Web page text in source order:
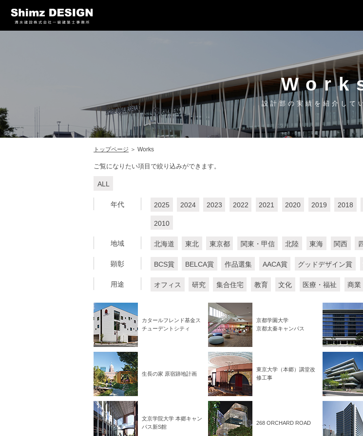
設計部の実績を紹介して
トップページ ＞ Works
ご覧になりたい項目で絞り込みができます。
ALL
年代 2025 2024 2023 2022 2021 2020 2019 2018
2010
地域 北海道 東北 東京都 関東・甲信 北陸 東海 関西
顕彰 BCS賞 BELCA賞 作品選集 AACA賞 グッドデザイン賞
用途 オフィス 研究 集合住宅 教育 文化 医療・福祉 商業
カタールフレンド基金ス
チューデントシティ
京都学園大学
京都太秦キャンパス
生長の家 原宿跡地計画
東京大学（本郷）講堂改
修工事
文京学院大学 本郷キャン
パス新S館
268 ORCHARD ROAD